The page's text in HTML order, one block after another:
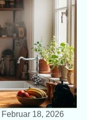
Februar 18, 2026